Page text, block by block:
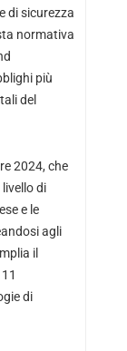
di sicurezza
normativa
più
del
2024, che
di
e le
agli
il
di